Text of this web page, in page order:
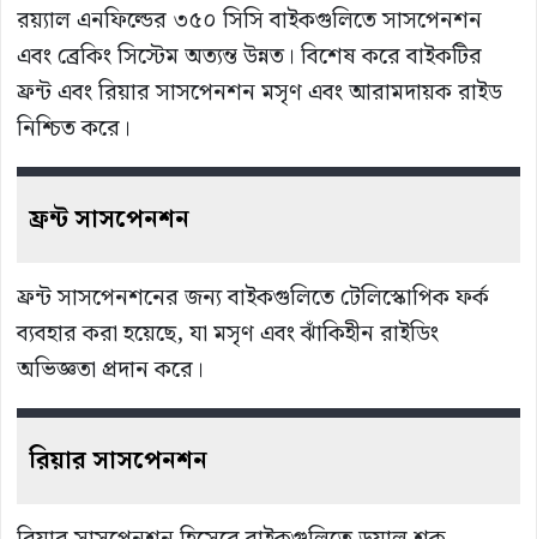
রয়্যাল এনফিল্ডের ৩৫০ সিসি বাইকগুলিতে সাসপেনশন
এবং ব্রেকিং সিস্টেম অত্যন্ত উন্নত। বিশেষ করে বাইকটির
ফ্রন্ট এবং রিয়ার সাসপেনশন মসৃণ এবং আরামদায়ক রাইড
নিশ্চিত করে।
ফ্রন্টসাসপেনশন
ফ্রন্ট সাসপেনশনের জন্য বাইকগুলিতে টেলিস্কোপিক ফর্ক
ব্যবহার করা হয়েছে, যা মসৃণ এবং ঝাঁকিহীন রাইডিং
অভিজ্ঞতা প্রদান করে।
রিয়ারসাসপেনশন